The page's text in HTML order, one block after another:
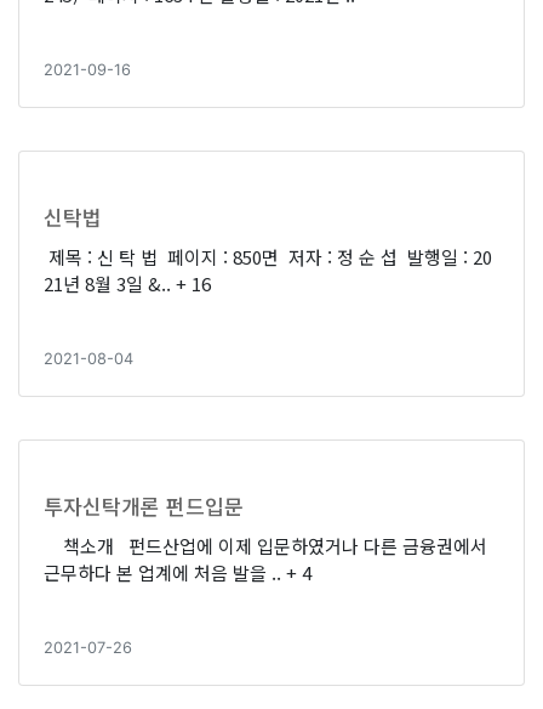
2021-09-16
신탁법
제목 : 신 탁 법 페이지 : 850면 저자 : 정 순 섭 발행일 : 20
21년 8월 3일 &.. + 16
2021-08-04
투자신탁개론 펀드입문
책소개 펀드산업에 이제 입문하였거나 다른 금융권에서
근무하다 본 업계에 처음 발을 .. + 4
2021-07-26